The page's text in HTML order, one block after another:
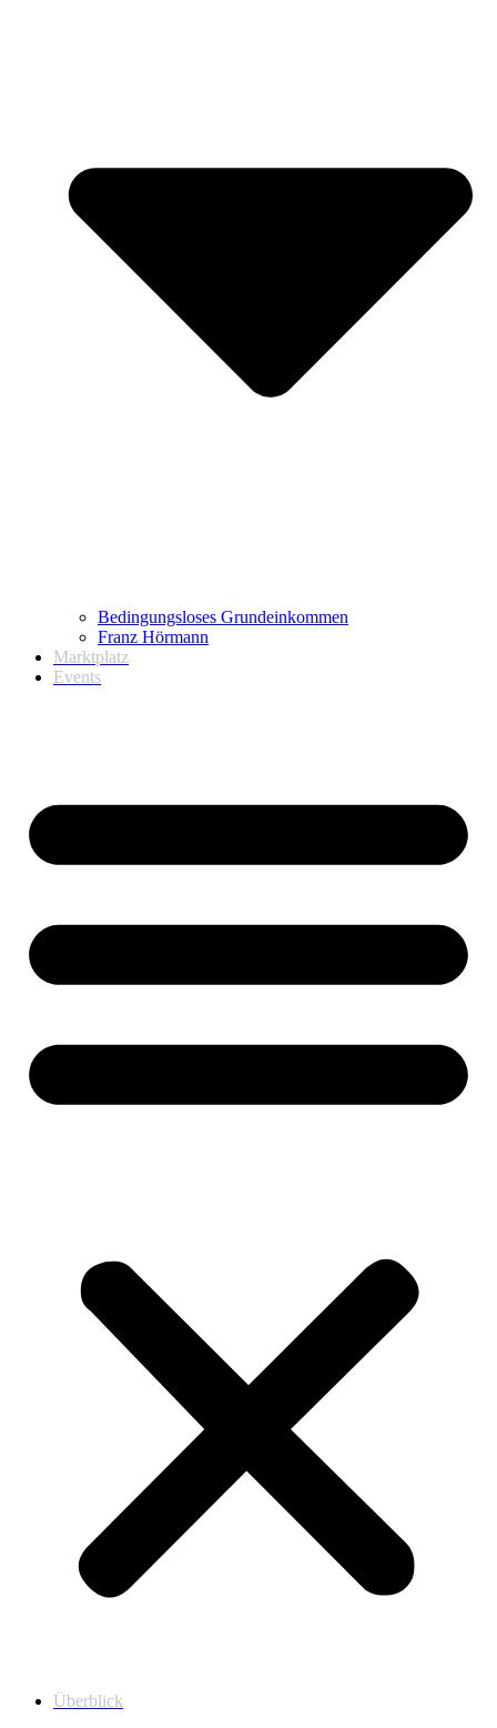
Bedingungsloses Grundeinkommen
Franz Hörmann
Marktplatz
Events
Überblick